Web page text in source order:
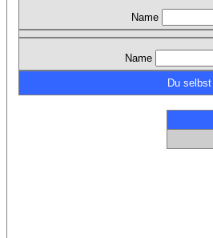
Name
Name
Du selbst